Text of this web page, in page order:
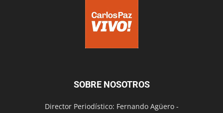
SOBRE NOSOTROS
Director Periodístico: Fernando Agüero -